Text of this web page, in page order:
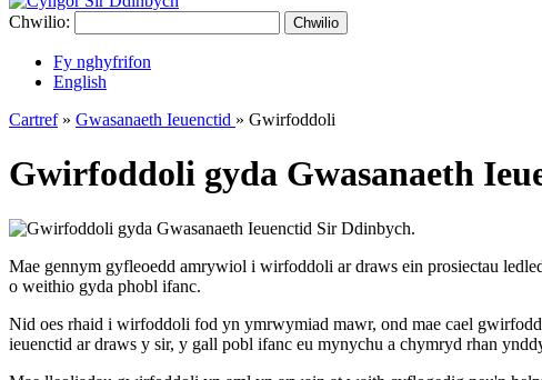
Chwilio: Chwilio
Fy nghyfrifon
English
Cartref» Gwasanaeth Ieuenctid » Gwirfoddoli
Gwirfoddoli gyda Gwasanaeth
Mae gennym gyfleoedd amrywiol i wirfoddoli ar draws ein prosiectau
o weithio gyda phobl ifanc.
Nid oes rhaid i wirfoddoli fod yn ymrwymiad mawr, ond mae cael
ieuenctid ar draws y sir, y gall pobl ifanc eu mynychu a chymryd rhan